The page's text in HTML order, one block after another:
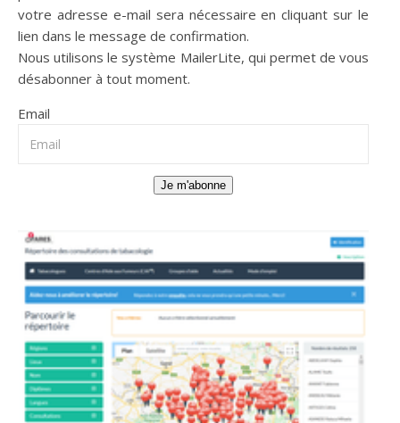
votre adresse e-mail sera nécessaire en cliquant sur le
lien dans le message de confirmation.
Nous utilisons le système MailerLite, qui permet de vous
désabonner à tout moment.
Email
Je m'abonne